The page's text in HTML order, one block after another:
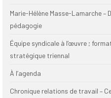
Marie-Hélène Masse-Lamarche –
pédagogie
Équipe syndicale à l’œuvre ;
stratégique triennal
À l’agenda
Chronique relations de travail –